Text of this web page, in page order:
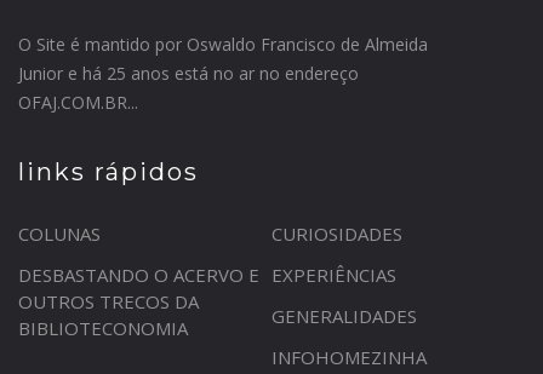
O Site é mantido por Oswaldo Francisco de Almeida
Junior e há 25 anos está no ar no endereço
OFAJ.COM.BR...
links rápidos
COLUNAS
CURIOSIDADES
DESBASTANDO O ACERVO E
OUTROS TRECOS DA
BIBLIOTECONOMIA
EXPERIÊNCIAS
GENERALIDADES
INFOHOMEZINHA